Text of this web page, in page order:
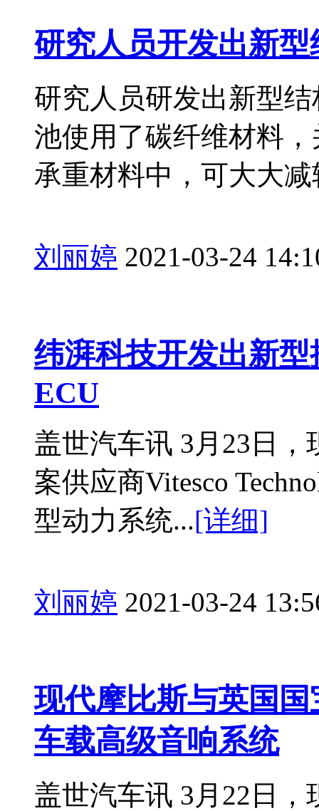
研究人员开发出新
研究人员研发出新型
池使用了碳纤维材料
承重材料中，可大大
刘丽婷 2021-03-24
纬湃科技开发出新
ECU
盖世汽车讯 3月23日
案供应商Vitesco
型动力系统...[详细]
刘丽婷 2021-03-24
现代摩比斯与英国
车载高级音响系统
盖世汽车讯 3月22日